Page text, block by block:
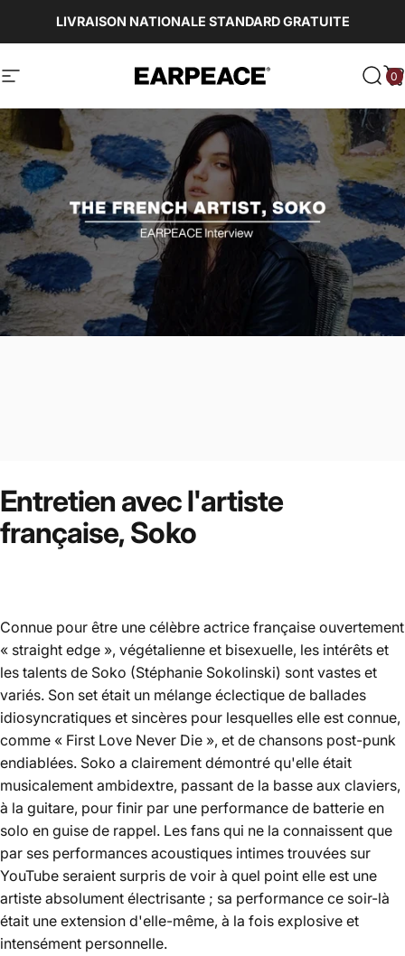
LIVRAISON NATIONALE STANDARD GRATUITE
Navigation EARPEACE 0
Entretien avecl'artiste
française,Soko
Connue pour être une célèbre actrice française ouvertement
« straight edge », végétalienne et bisexuelle, les intérêts et
les talents de Soko (Stéphanie Sokolinski) sont vastes et
variés. Son set était un mélange éclectique de ballades
idiosyncratiques et sincères pour lesquelles elle est connue,
comme « First Love Never Die », et de chansons post-punk
endiablées. Soko a clairement démontré qu'elle était
musicalement ambidextre, passant de la basse aux claviers,
à la guitare, pour finir par une performance de batterie en
solo en guise de rappel. Les fans qui ne la connaissent que
par ses performances acoustiques intimes trouvées sur
YouTube seraient surpris de voir à quel point elle est une
artiste absolument électrisante ; sa performance ce soir-là
était une extension d'elle-même, à la fois explosive et
intensément personnelle.